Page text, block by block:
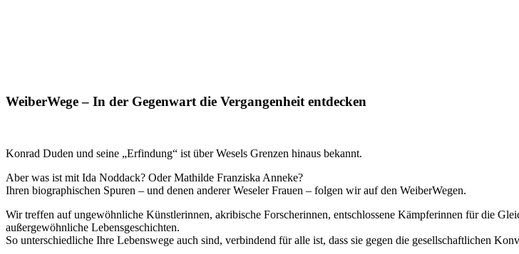
WeiberWege – In der Gegenwart die Vergangenheit entdecken
Konrad Duden und seine „Erfindung“ ist über Wesels Grenzen hinaus bekannt.
Aber was ist mit Ida Noddack? Oder Mathilde Franziska Anneke?
Ihren biographischen Spuren – und denen anderer Weseler Frauen – folgen wir auf den WeiberWegen.
Wir treffen auf ungewöhnliche Künstlerinnen, akribische Forscherinnen, entschlossene Kämpferinnen für die
außergewöhnliche Lebensgeschichten.
So unterschiedliche Ihre Lebenswege auch sind, verbindend für alle ist, dass sie gegen die gesellschaftlichen